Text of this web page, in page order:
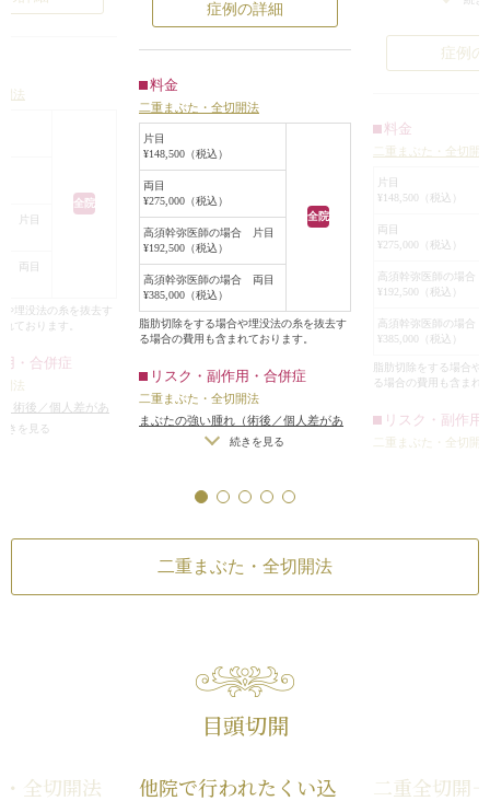
なります。
法
全院
片目
両目
埋没法の糸を抜去す
ております。
・合併症
法
術後／個人差があ
術後）/
きを見る
（1）皮膚が薄い
（3）作る二重幅が狭い
です。
今回の患者様は上記すべてを満たし
ています。
ページ下部の術後の経過で術後1週
間の写真を見られます。ほぼダウン
タイムを感じない仕上がりとなって
います。
症例の詳細
料金
二重まぶた・全切開法
片目
¥148,500（税込）
全院
両目
¥275,000（税込）
高須幹弥医師の場合 片目
¥192,500（税込）
高須幹弥医師の場合 両目
¥385,000（税込）
脂肪切除をする場合や埋没法の糸を抜去す
る場合の費用も含まれております。
リスク・副作用・合併症
二重まぶた・全切開法
まぶたの強い腫れ（術後／個人差があ
内出血（術後）/
/仕上がりのわずかな左右差
いことがある
/二重のラインの癒着が
続きを見る
きものがありまし
患者様は埋没法で
した。
手術は局所麻酔下
た状態でまつ毛の
6.5mmの位置で全
を行うことにより
りました。
その際、必要最小
切除しました。
手術後は自然な二
黒目が見える面積
た。
症例
料金
二重まぶた・全切開
片目
¥148,500（税込）
両目
¥275,000（税込）
高須幹弥医師の場合
¥192,500（税込）
高須幹弥医師の場合
¥385,000（税込）
脂肪切除をする場合や
る場合の費用も含まれ
リスク・副作用
二重まぶた・全切開
がりが完璧に自分の
二重まぶた・全切開法
目頭切開
全切開法
他院で行われたくい込
二重全切開